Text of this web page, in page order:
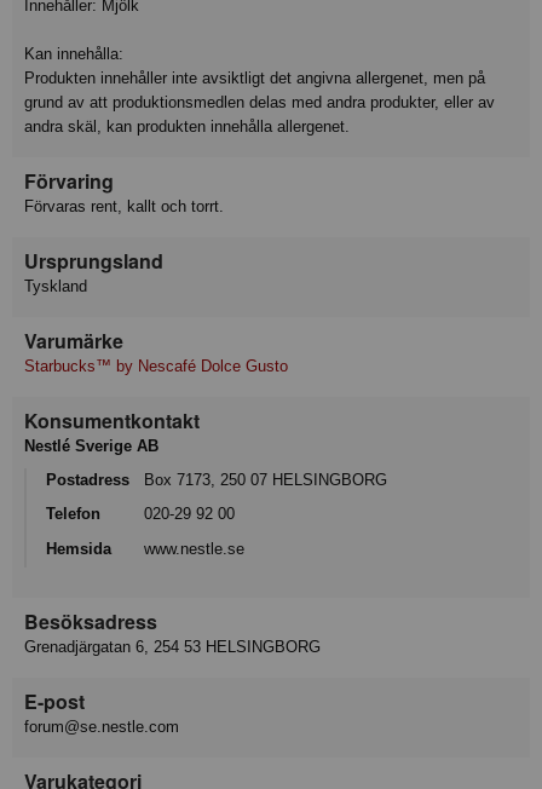
Innehåller: Mjölk
Kan innehålla:
Produkten innehåller inte avsiktligt det angivna allergenet, men på
grund av att produktionsmedlen delas med andra produkter, eller av
andra skäl, kan produkten innehålla allergenet.
Förvaring
Förvaras rent, kallt och torrt.
Ursprungsland
Tyskland
Varumärke
Starbucks™ by Nescafé Dolce Gusto
Konsumentkontakt
Nestlé Sverige AB
Postadress
Box 7173, 250 07 HELSINGBORG
Telefon
020-29 92 00
Hemsida
www.nestle.se
Besöksadress
Grenadjärgatan 6, 254 53 HELSINGBORG
E-post
forum@se.nestle.com
Varukategori